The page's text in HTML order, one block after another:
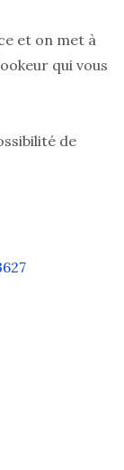
et on met à
qui vous
de